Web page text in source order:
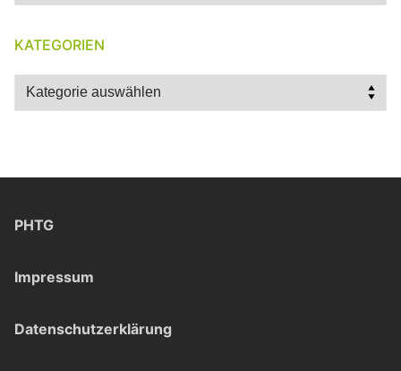
KATEGORIEN
Kategorien
PHTG
Impressum
Datenschutzerklärung